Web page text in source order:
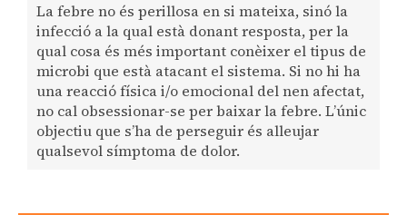
La febre no és perillosa en si mateixa, sinó la
infecció a la qual està donant resposta, per la
qual cosa és més important conèixer el tipus de
microbi que està atacant el sistema. Si no hi ha
una reacció física i/o emocional del nen afectat,
no cal obsessionar-se per baixar la febre. L’únic
objectiu que s’ha de perseguir és alleujar
qualsevol símptoma de dolor.